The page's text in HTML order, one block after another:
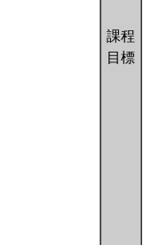
課程
目標